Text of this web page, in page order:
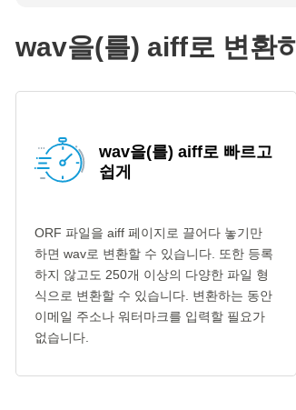
wav을(를) aiff로 변환
wav을(를) aiff로 빠르고
쉽게
ORF 파일을 aiff 페이지로 끌어다 놓기만
하면 wav로 변환할 수 있습니다. 또한 등록
하지 않고도 250개 이상의 다양한 파일 형
식으로 변환할 수 있습니다. 변환하는 동안
이메일 주소나 워터마크를 입력할 필요가
없습니다.